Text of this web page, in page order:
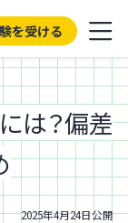
を受ける
は？偏差
2025年4月24日公開